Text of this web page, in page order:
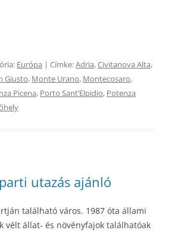
Európa | Címke:Adria,Civitanova Alta,
Giusto, Monte Urano, Montecosaro,
Picena, Porto SantʼElpidio, Potenza
utazás ajánló
található város. 1987 óta állami
vélt állat- és növényfajok találhatóak